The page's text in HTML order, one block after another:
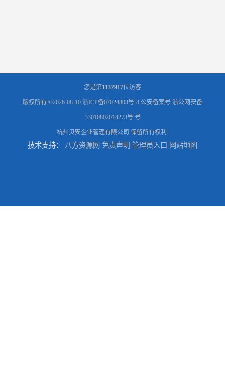
您是第1137917位访客
版权所有 ©2026-08-10 浙ICP备07024803号-8 公安备案号 浙公网安备
33010802014273号 号
杭州贝安企业管理有限公司 保留所有权利.
技术支持： 八方资源网 免责声明 管理员入口 网站地图